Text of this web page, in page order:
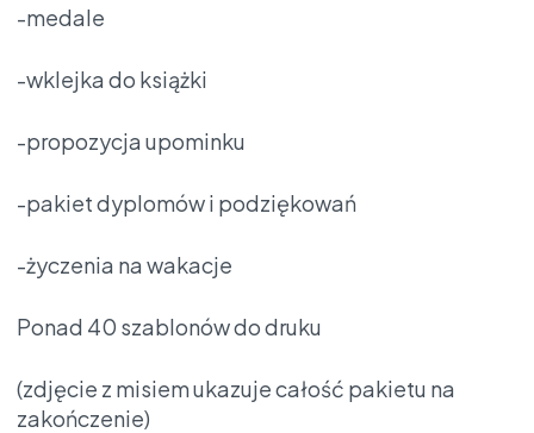
-medale
-wklejka do książki
-propozycja upominku
-pakiet dyplomów i podziękowań
-życzenia na wakacje
Ponad 40 szablonów do druku
(zdjęcie z misiem ukazuje całość pakietu na
zakończenie)